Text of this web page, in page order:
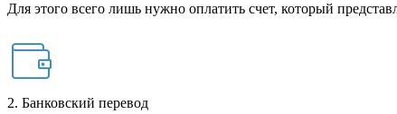
Для этого всего лишь нужно оплатить счет, который
2. Банковский перевод